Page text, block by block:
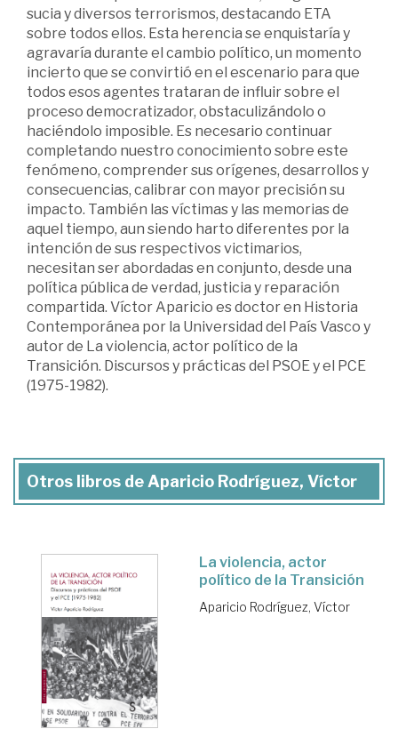
sucia y diversos terrorismos, destacando ETA
sobre todos ellos. Esta herencia se enquistaría y
agravaría durante el cambio político, un momento
incierto que se convirtió en el escenario para que
todos esos agentes trataran de influir sobre el
proceso democratizador, obstaculizándolo o
haciéndolo imposible. Es necesario continuar
completando nuestro conocimiento sobre este
fenómeno, comprender sus orígenes, desarrollos y
consecuencias, calibrar con mayor precisión su
impacto. También las víctimas y las memorias de
aquel tiempo, aun siendo harto diferentes por la
intención de sus respectivos victimarios,
necesitan ser abordadas en conjunto, desde una
política pública de verdad, justicia y reparación
compartida. Víctor Aparicio es doctor en Historia
Contemporánea por la Universidad del País Vasco y
autor de La violencia, actor político de la
Transición. Discursos y prácticas del PSOE y el PCE
(1975-1982).
Otros libros de Aparicio Rodríguez, Víctor
La violencia, actor
político de la Transición
Aparicio Rodríguez, Víctor